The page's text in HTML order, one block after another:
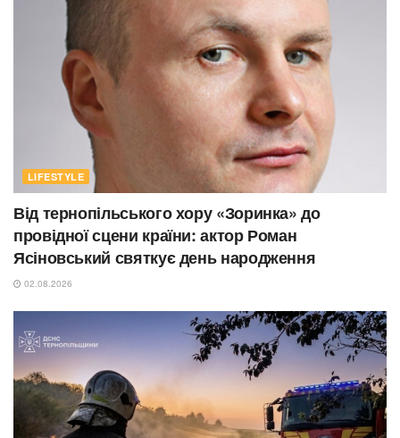
LIFESTYLE
Від тернопільського хору «Зоринка» до
провідної сцени країни: актор Роман
Ясіновський святкує день народження
02.08.2026